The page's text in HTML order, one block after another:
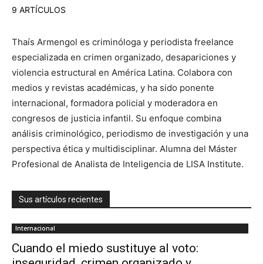
9 ARTÍCULOS
Thaís Armengol es criminóloga y periodista freelance
especializada en crimen organizado, desapariciones y
violencia estructural en América Latina. Colabora con
medios y revistas académicas, y ha sido ponente
internacional, formadora policial y moderadora en
congresos de justicia infantil. Su enfoque combina
análisis criminológico, periodismo de investigación y una
perspectiva ética y multidisciplinar. Alumna del Máster
Profesional de Analista de Inteligencia de LISA Institute.
Sus artículos recientes
Internacional
Cuando el miedo sustituye al voto: